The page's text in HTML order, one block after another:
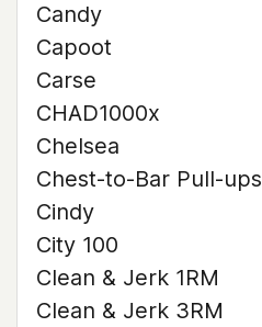
Candy
Capoot
Carse
CHAD1000x
Chelsea
Chest-to-Bar Pull-ups
Cindy
City 100
Clean & Jerk 1RM
Clean & Jerk 3RM